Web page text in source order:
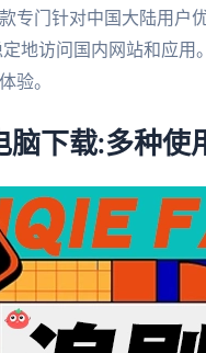
专门针对中国大陆用户
地访问国内网站和应
验。
脑下载:多种使